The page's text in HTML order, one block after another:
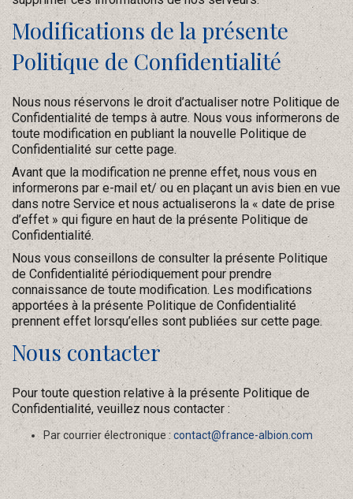
Modifications de la présente
Politique de Confidentialité
Nous nous réservons le droit d’actualiser notre Politique de
Confidentialité de temps à autre. Nous vous informerons de
toute modification en publiant la nouvelle Politique de
Confidentialité sur cette page.
Avant que la modification ne prenne effet, nous vous en
informerons par e-mail et/ ou en plaçant un avis bien en vue
dans notre Service et nous actualiserons la « date de prise
d’effet » qui figure en haut de la présente Politique de
Confidentialité.
Nous vous conseillons de consulter la présente Politique
de Confidentialité périodiquement pour prendre
connaissance de toute modification. Les modifications
apportées à la présente Politique de Confidentialité
prennent effet lorsqu’elles sont publiées sur cette page.
Nous contacter
Pour toute question relative à la présente Politique de
Confidentialité, veuillez nous contacter :
Par courrier électronique : contact@france-albion.com